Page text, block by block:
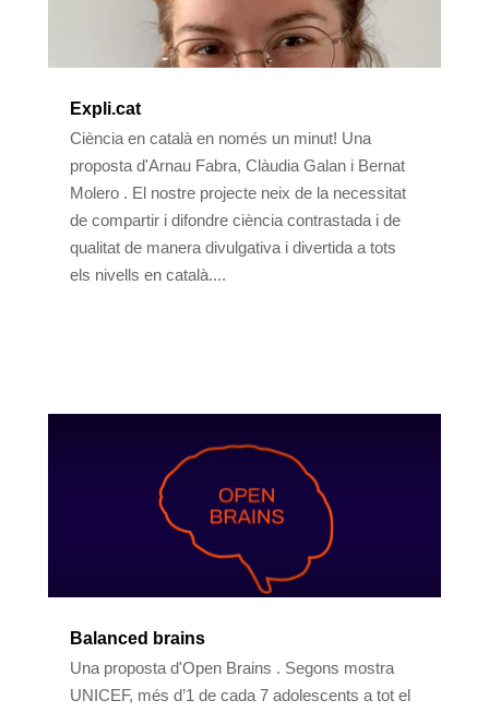
Expli.cat
Ciència en català en només un minut! Una
proposta d'Arnau Fabra, Clàudia Galan i Bernat
Molero . El nostre projecte neix de la necessitat
de compartir i difondre ciència contrastada i de
qualitat de manera divulgativa i divertida a tots
els nivells en català....
Balanced brains
Una proposta d'Open Brains . Segons mostra
UNICEF, més d’1 de cada 7 adolescents a tot el